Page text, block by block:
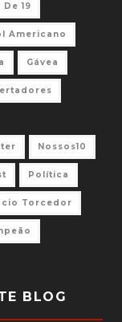
19
Americano
Gávea
Nossos10
Política
Torcedor
BLOG